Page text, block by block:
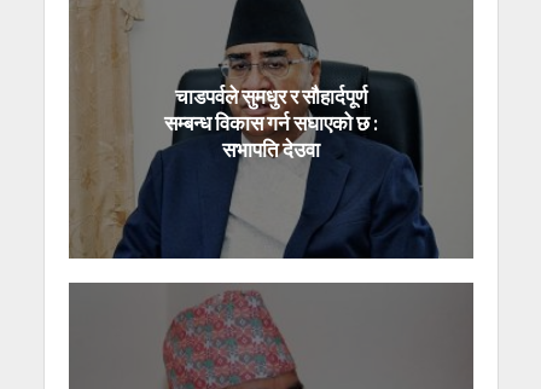
चाडपर्वले सुमधुर र सौहार्दपूर्ण
सम्बन्ध विकास गर्न सघाएको छ :
सभापति देउवा